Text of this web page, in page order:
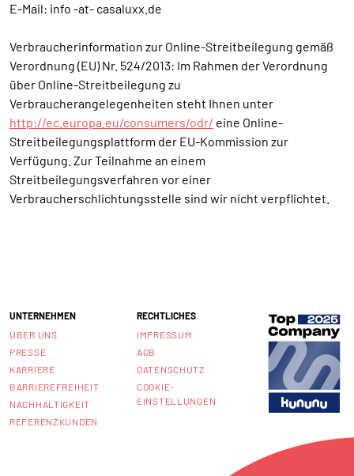
E-Mail: info -at- casaluxx.de
Verbraucherinformation zur Online-Streitbeilegung gemäß
Verordnung (EU) Nr. 524/2013: Im Rahmen der Verordnung
über Online-Streitbeilegung zu
Verbraucherangelegenheiten steht Ihnen unter
http://ec.europa.eu/consumers/odr/ eine Online-
Streitbeilegungsplattform der EU-Kommission zur
Verfügung. Zur Teilnahme an einem
Streitbeilegungsverfahren vor einer
Verbraucherschlichtungsstelle sind wir nicht verpflichtet.
UNTERNEHMEN
ÜBER UNS
PRESSE
KARRIERE
BARRIEREFREIHEIT
NACHHALTIGKEIT
REFERENZKUNDEN
RECHTLICHES
IMPRESSUM
AGB
DATENSCHUTZ
COOKIE-
EINSTELLUNGEN